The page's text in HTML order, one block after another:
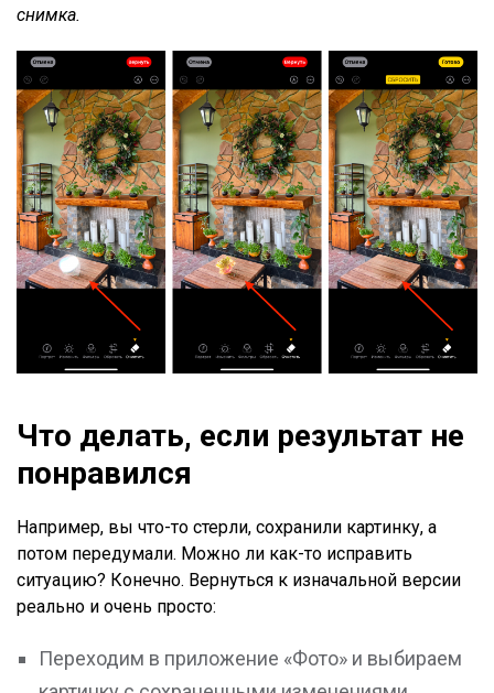
снимка.
Что делать, если результат не
понравился
Например, вы что-то стерли, сохранили картинку, а
потом передумали. Можно ли как-то исправить
ситуацию? Конечно. Вернуться к изначальной версии
реально и очень просто:
Переходим в приложение «Фото» и выбираем